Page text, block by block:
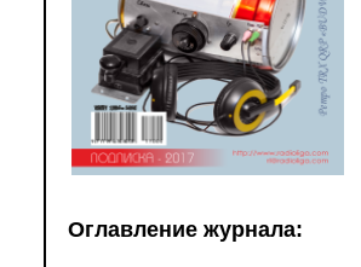
Оглавление журнала: